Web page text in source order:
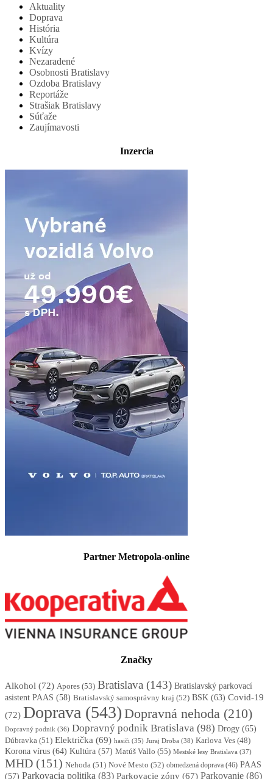
Aktuality
Doprava
História
Kultúra
Kvízy
Nezaradené
Osobnosti Bratislavy
Ozdoba Bratislavy
Reportáže
Strašiak Bratislavy
Súťaže
Zaujímavosti
Inzercia
Partner Metropola-online
Značky
Alkohol (72) Apores (53) Bratislava (143) Bratislavský parkovací
asistent PAAS (58) Bratislavský samosprávny kraj (52) BSK (63) Covid-19
(72) Doprava (543) Dopravná nehoda (210)
Dopravný podnik (36) Dopravný podnik Bratislava (98) Drogy (65)
Dúbravka (51) Električka (69) hasiči (35) Juraj Droba (38) Karlova Ves (48)
Korona vírus (64) Kultúra (57) Matúš Vallo (55) Mestské lesy Bratislava (37)
MHD (151) Nehoda (51) Nové Mesto (52) obmedzená doprava (46) PAAS
(57) Parkovacia politika (83) Parkovacie zóny (67) Parkovanie (86)